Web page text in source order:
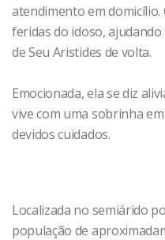
atendimento em
feridas do idoso,
de Seu Aristides de volta.
Emocionada, ela se diz
vive com uma sobrinha
devidos cuidados.
Localizada no semiárido
população de